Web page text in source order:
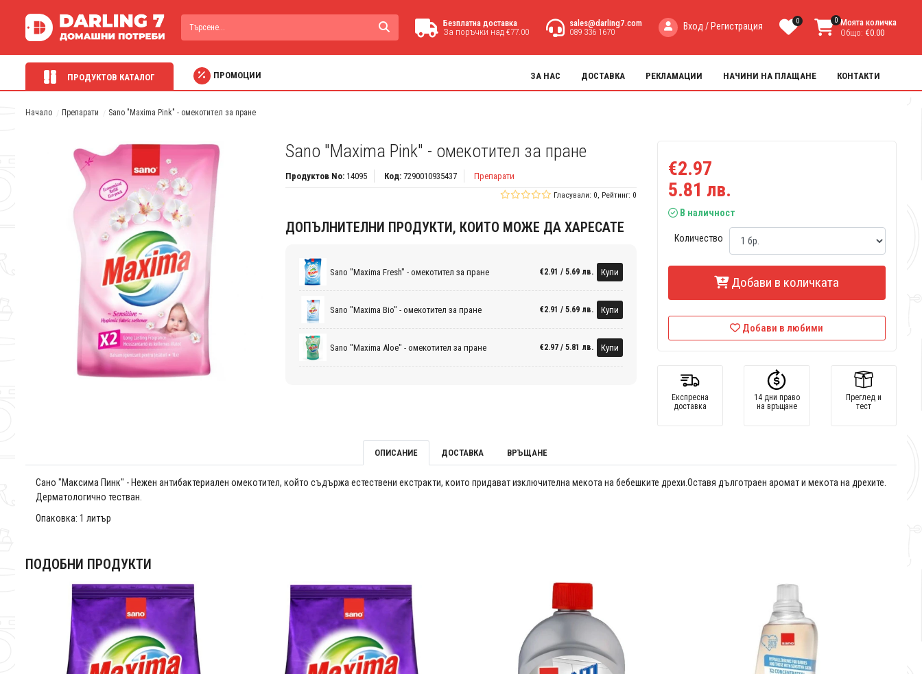
Безплатна доставка
За поръчки над €77.00
sales@darling7.com
089 336 1670
Вход / Регистрация 0 0 Моята количка
Общо: €0.00
ПРОДУКТОВ КАТАЛОГ ПРОМОЦИИ ЗА НАС ДОСТАВКА РЕКЛАМАЦИИ НАЧИНИ НА ПЛАЩАНЕ КОНТАКТИ
Начало Препарати Sano "Maxima Pink" - омекотител за пране
Sano "Maxima Pink" - омекотител за пране
Продуктов No: 14095 Код: 7290010935437 Препарати
Гласували: 0, Рейтинг: 0
ДОПЪЛНИТЕЛНИ ПРОДУКТИ, КОИТО МОЖЕ ДА ХАРЕСАТЕ
Sano "Maxima Fresh" - омекотител за пране €2.91 / 5.69 лв. Купи
Sano "Maxima Bio" - омекотител за пране €2.91 / 5.69 лв. Купи
Sano "Maxima Aloe" - омекотител за пране €2.97 / 5.81 лв. Купи
€2.97
5.81 лв.
В наличност
Количество
Добави в количката
Добави в любими
Експресна
доставка
14 дни право
на връщане
Преглед и
тест
ОПИСАНИЕ ДОСТАВКА ВРЪЩАНЕ
Сано "Максима Пинк" - Нежен антибактериален омекотител, който съдържа естествени екстракти, които придават изключителна мекота на бебешките дрехи.Оставя дълготраен аромат и мекота на дрехите.
Дерматологично тестван.
Опаковка: 1 литър
ПОДОБНИ ПРОДУКТИ